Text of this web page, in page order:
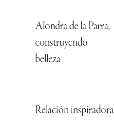
Alondra de la Parra,
construyendo
belleza
Relación inspiradora